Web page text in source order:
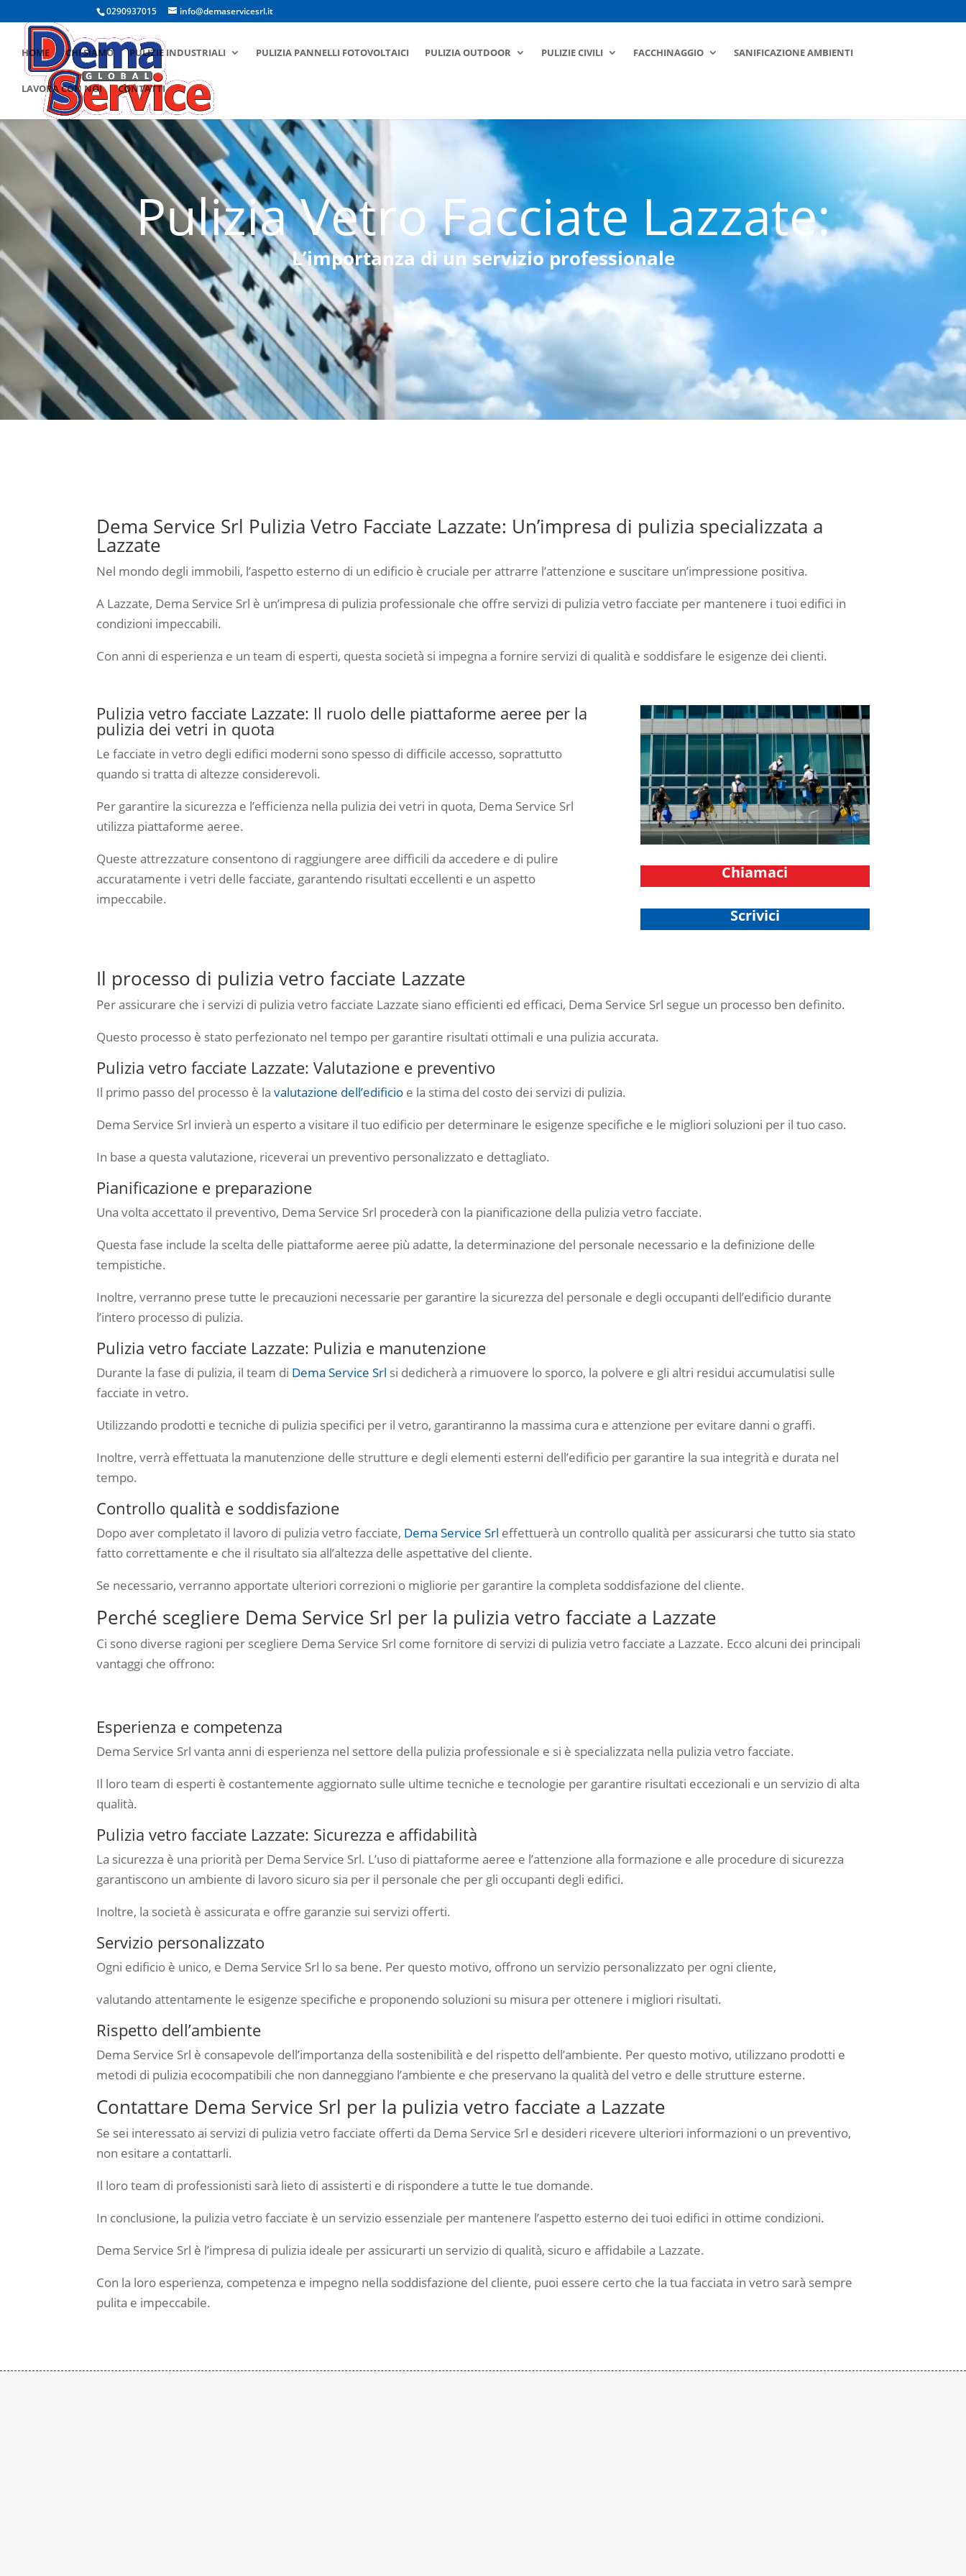
0290937015 info@demaservicesrl.it
HOME CHI SIAMO PULIZIE INDUSTRIALI PULIZIA PANNELLI FOTOVOLTAICI PULIZIA OUTDOOR PULIZIE CIVILI FACCHINAGGIO SANIFICAZIONE AMBIENTI
LAVORA CON NOI CONTATTI
Pulizia Vetro Facciate Lazzate:
L’importanza di un servizio professionale
Dema Service Srl Pulizia Vetro Facciate Lazzate: Un’impresa di pulizia specializzata a
Lazzate
Nel mondo degli immobili, l’aspetto esterno di un edificio è cruciale per attrarre l’attenzione e suscitare un’impressione positiva.
A Lazzate, Dema Service Srl è un’impresa di pulizia professionale che offre servizi di pulizia vetro facciate per mantenere i tuoi edifici in
condizioni impeccabili.
Con anni di esperienza e un team di esperti, questa società si impegna a fornire servizi di qualità e soddisfare le esigenze dei clienti.
Pulizia vetro facciate Lazzate: Il ruolo delle piattaforme aeree per la
pulizia dei vetri in quota
Le facciate in vetro degli edifici moderni sono spesso di difficile accesso, soprattutto
quando si tratta di altezze considerevoli.
Per garantire la sicurezza e l’efficienza nella pulizia dei vetri in quota, Dema Service Srl
utilizza piattaforme aeree.
Queste attrezzature consentono di raggiungere aree difficili da accedere e di pulire
accuratamente i vetri delle facciate, garantendo risultati eccellenti e un aspetto
impeccabile.
Chiamaci
Scrivici
Il processo di pulizia vetro facciate Lazzate
Per assicurare che i servizi di pulizia vetro facciate Lazzate siano efficienti ed efficaci, Dema Service Srl segue un processo ben definito.
Questo processo è stato perfezionato nel tempo per garantire risultati ottimali e una pulizia accurata.
Pulizia vetro facciate Lazzate: Valutazione e preventivo
Il primo passo del processo è lavalutazione dell’edificio e la stima del costo dei servizi di pulizia.
Dema Service Srl invierà un esperto a visitare il tuo edificio per determinare le esigenze specifiche e le migliori soluzioni per il tuo caso.
In base a questa valutazione, riceverai un preventivo personalizzato e dettagliato.
Pianificazione e preparazione
Una volta accettato il preventivo, Dema Service Srl procederà con la pianificazione della pulizia vetro facciate.
Questa fase include la scelta delle piattaforme aeree più adatte, la determinazione del personale necessario e la definizione delle
tempistiche.
Inoltre, verranno prese tutte le precauzioni necessarie per garantire la sicurezza del personale e degli occupanti dell’edificio durante
l’intero processo di pulizia.
Pulizia vetro facciate Lazzate: Pulizia e manutenzione
Durante la fase di pulizia, il team di Dema Service Srl si dedicherà a rimuovere lo sporco, la polvere e gli altri residui accumulatisi sulle
facciate in vetro.
Utilizzando prodotti e tecniche di pulizia specifici per il vetro, garantiranno la massima cura e attenzione per evitare danni o graffi.
Inoltre, verrà effettuata la manutenzione delle strutture e degli elementi esterni dell’edificio per garantire la sua integrità e durata nel
tempo.
Controllo qualità e soddisfazione
Dopo aver completato il lavoro di pulizia vetro facciate, Dema Service Srl effettuerà un controllo qualità per assicurarsi che tutto sia stato
fatto correttamente e che il risultato sia all’altezza delle aspettative del cliente.
Se necessario, verranno apportate ulteriori correzioni o migliorie per garantire la completa soddisfazione del cliente.
Perché scegliere Dema Service Srl per la pulizia vetro facciate a Lazzate
Ci sono diverse ragioni per scegliere Dema Service Srl come fornitore di servizi di pulizia vetro facciate a Lazzate. Ecco alcuni dei principali
vantaggi che offrono:
Esperienza e competenza
Dema Service Srl vanta anni di esperienza nel settore della pulizia professionale e si è specializzata nella pulizia vetro facciate.
Il loro team di esperti è costantemente aggiornato sulle ultime tecniche e tecnologie per garantire risultati eccezionali e un servizio di alta
qualità.
Pulizia vetro facciate Lazzate: Sicurezza e affidabilità
La sicurezza è una priorità per Dema Service Srl. L’uso di piattaforme aeree e l’attenzione alla formazione e alle procedure di sicurezza
garantiscono un ambiente di lavoro sicuro sia per il personale che per gli occupanti degli edifici.
Inoltre, la società è assicurata e offre garanzie sui servizi offerti.
Servizio personalizzato
Ogni edificio è unico, e Dema Service Srl lo sa bene. Per questo motivo, offrono un servizio personalizzato per ogni cliente,
valutando attentamente le esigenze specifiche e proponendo soluzioni su misura per ottenere i migliori risultati.
Rispetto dell’ambiente
Dema Service Srl è consapevole dell’importanza della sostenibilità e del rispetto dell’ambiente. Per questo motivo, utilizzano prodotti e
metodi di pulizia ecocompatibili che non danneggiano l’ambiente e che preservano la qualità del vetro e delle strutture esterne.
Contattare Dema Service Srl per la pulizia vetro facciate a Lazzate
Se sei interessato ai servizi di pulizia vetro facciate offerti da Dema Service Srl e desideri ricevere ulteriori informazioni o un preventivo,
non esitare a contattarli.
Il loro team di professionisti sarà lieto di assisterti e di rispondere a tutte le tue domande.
In conclusione, la pulizia vetro facciate è un servizio essenziale per mantenere l’aspetto esterno dei tuoi edifici in ottime condizioni.
Dema Service Srl è l’impresa di pulizia ideale per assicurarti un servizio di qualità, sicuro e affidabile a Lazzate.
Con la loro esperienza, competenza e impegno nella soddisfazione del cliente, puoi essere certo che la tua facciata in vetro sarà sempre
pulita e impeccabile.